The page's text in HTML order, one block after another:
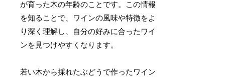
が育った木の年齢のことです。この情報
を知ることで、ワインの風味や特徴をよ
り深く理解し、自分の好みに合ったワイ
ンを見つけやすくなります。
若い木から採れたぶどうで作ったワイン